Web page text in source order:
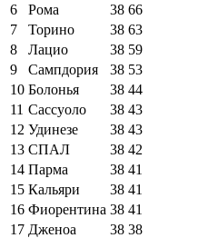
6
Рома 38 66
7
Торино 38 63
8
Лацио 38 59
9
Сампдория 38 53
10 Болонья 38 44
11 Сассуоло 38 43
12 Удинезе 38 43
13 СПАЛ 38 42
14 Парма 38 41
15 Кальяри 38 41
16 Фиорентина 38 41
17 Дженоа 38 38